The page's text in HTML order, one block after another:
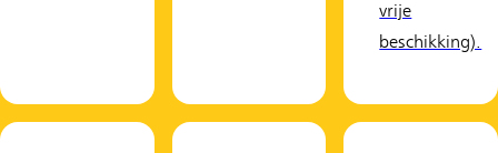
vrije
beschikking).